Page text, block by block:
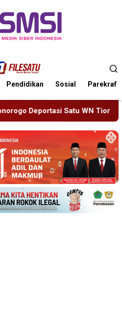
Pendidikan Sosial Parekraf
Ijin Tinggal